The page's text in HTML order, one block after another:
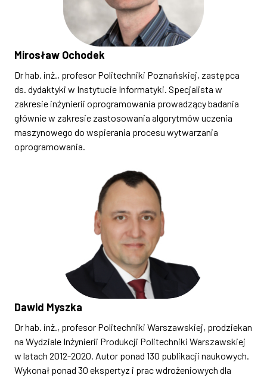
Mirosław Ochodek
Dr hab. inż., profesor Politechniki Poznańskiej, zastępca
ds. dydaktyki w Instytucie Informatyki. Specjalista w
zakresie inżynierii oprogramowania prowadzący badania
głównie w zakresie zastosowania algorytmów uczenia
maszynowego do wspierania procesu wytwarzania
oprogramowania.
Dawid Myszka
Dr hab. inż., profesor Politechniki Warszawskiej, prodziekan
na Wydziale Inżynierii Produkcji Politechniki Warszawskiej
w latach 2012-2020. Autor ponad 130 publikacji naukowych.
Wykonał ponad 30 ekspertyz i prac wdrożeniowych dla